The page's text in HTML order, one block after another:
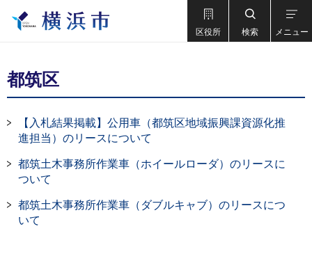
区役所 検索 メニュー
都筑区
【入札結果掲載】公用車（都筑区地域振興課資源化推
進担当）のリースについて
都筑土木事務所作業車（ホイールローダ）のリースに
ついて
都筑土木事務所作業車（ダブルキャブ）のリースにつ
いて